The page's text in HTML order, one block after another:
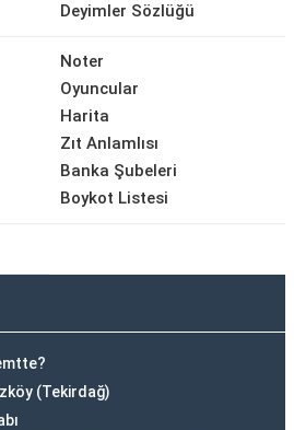
Deyimler Sözlüğü
Noter
Oyuncular
Harita
Zıt Anlamlısı
Banka Şubeleri
Boykot Listesi
(Tekirdağ)